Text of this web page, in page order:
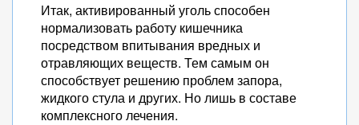
Итак, активированный уголь способен
нормализовать работу кишечника
посредством впитывания вредных и
отравляющих веществ. Тем самым он
способствует решению проблем запора,
жидкого стула и других. Но лишь в составе
комплексного лечения.